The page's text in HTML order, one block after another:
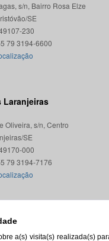
a(s) visita(s) realizada(s)
s/n, Bairro Rosa Elze
SE
230
Laranjeiras
Oliveira, s/n, Centro
SE
000